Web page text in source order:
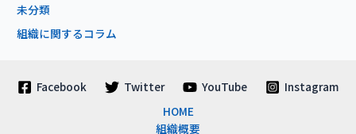
未分類
組織に関するコラム
Facebook Twitter YouTube
Instagram
HOME
組織概要